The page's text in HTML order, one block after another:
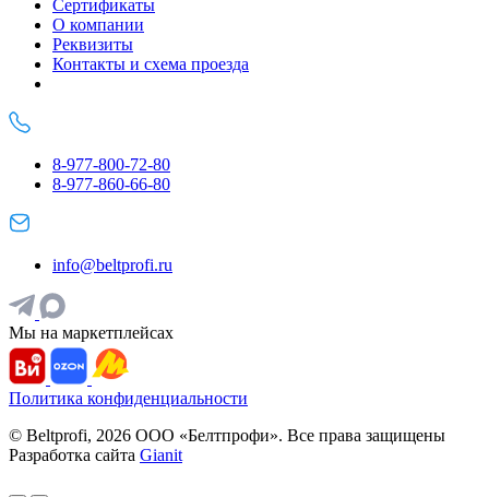
Сертификаты
О компании
Реквизиты
Контакты и схема проезда
8-977-800-72-80
8-977-860-66-80
info@beltprofi.ru
Мы на маркетплейсах
Политика конфиденциальности
© Beltprofi, 2026 ООО «Белтпрофи». Все права защищены
Разработка сайта Gianit